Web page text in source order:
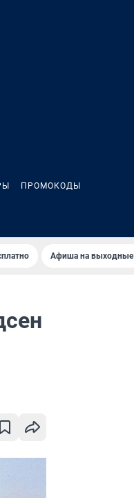
ПРОМОКОДЫ
Афиша на выходные